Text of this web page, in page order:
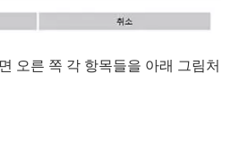
오른 쪽 각 항목들을 아래 그림처